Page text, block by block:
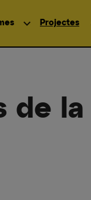
expand_more Projectes
de la